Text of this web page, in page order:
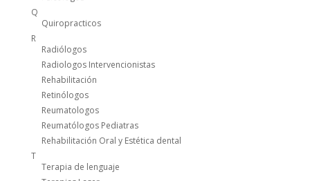
Q
Quiropracticos
R
Radiólogos
Radiologos Intervencionistas
Rehabilitación
Retinólogos
Reumatologos
Reumatólogos Pediatras
Rehabilitación Oral y Estética dental
T
Terapia de lenguaje